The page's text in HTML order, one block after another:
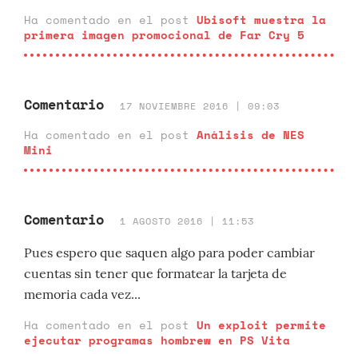
Ha comentado en el post Ubisoft muestra la
primera imagen promocional de Far Cry 5
Comentario 17 NOVIEMBRE 2016 | 09:03
Ha comentado en el post Análisis de NES
Mini
Comentario 1 AGOSTO 2016 | 11:53
Pues espero que saquen algo para poder cambiar
cuentas sin tener que formatear la tarjeta de
memoria cada vez...
Ha comentado en el post Un exploit permite
ejecutar programas hombrew en PS Vita